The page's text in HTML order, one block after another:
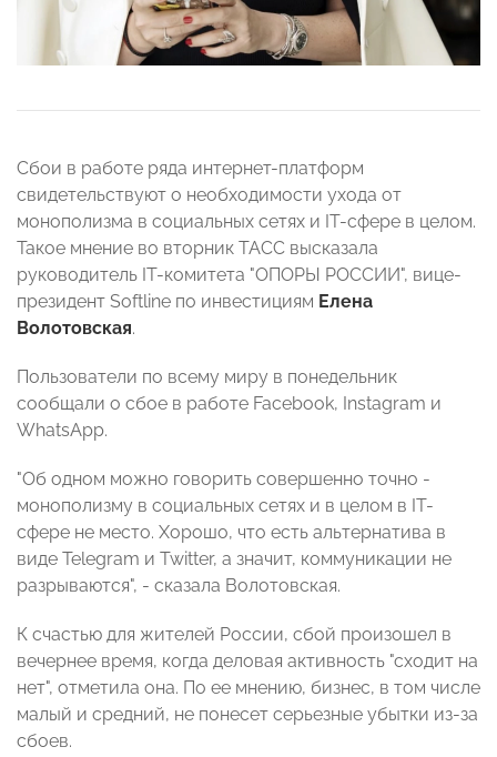
Сбои в работе ряда интернет-платформ
свидетельствуют о необходимости ухода от
монополизма в социальных сетях и IT-сфере в целом.
Такое мнение во вторник ТАСС высказала
руководитель IT-комитета "ОПОРЫ РОССИИ", вице-
президент Softline по инвестициям Елена
Волотовская.
Пользователи по всему миру в понедельник
сообщали о сбое в работе Facebook, Instagram и
WhatsApp.
"Об одном можно говорить совершенно точно -
монополизму в социальных сетях и в целом в IT-
сфере не место. Хорошо, что есть альтернатива в
виде Telegram и Twitter, а значит, коммуникации не
разрываются", - сказала Волотовская.
К счастью для жителей России, сбой произошел в
вечернее время, когда деловая активность "сходит на
нет", отметила она. По ее мнению, бизнес, в том числе
малый и средний, не понесет серьезные убытки из-за
сбоев.